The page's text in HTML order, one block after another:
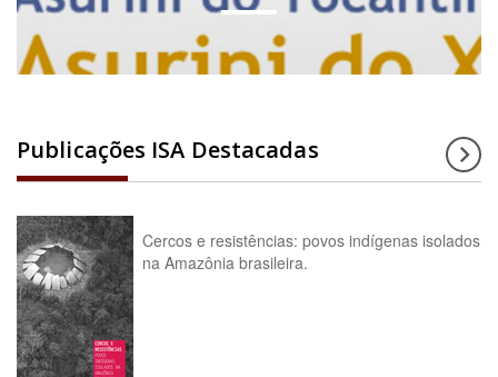
Publicações ISA Destacadas
Cercos e resistências: povos indígenas isolados
na Amazônia brasileira.